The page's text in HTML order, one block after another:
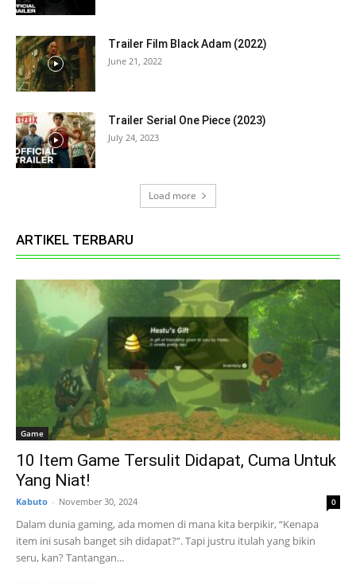
Trailer Film Black Adam (2022)
June 21, 2022
Trailer Serial One Piece (2023)
July 24, 2023
Load more
ARTIKEL TERBARU
Game
10 Item Game Tersulit Didapat, Cuma Untuk
Yang Niat!
Kabuto - November 30, 2024 0
Dalam dunia gaming, ada momen di mana kita berpikir, “Kenapa
item ini susah banget sih didapat?”. Tapi justru itulah yang bikin
seru, kan? Tantangan...